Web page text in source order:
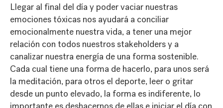
Llegar al final del día y poder vaciar nuestras
emociones tóxicas nos ayudará a conciliar
emocionalmente nuestra vida, a tener una mejor
relación con todos nuestros stakeholders y a
canalizar nuestra energía de una forma sostenible.
Cada cual tiene una forma de hacerlo, para unos será
la meditación, para otros el deporte, leer o gritar
desde un punto elevado, la forma es indiferente, lo